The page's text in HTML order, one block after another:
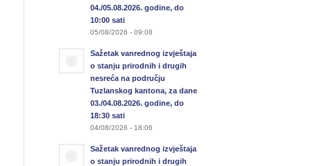
04./05.08.2026. godine, do
10:00 sati
05/08/2026 - 09:08
Sažetak vanrednog izvještaja
o stanju prirodnih i drugih
nesreća na području
Tuzlanskog kantona, za dane
03./04.08.2026. godine, do
18:30 sati
04/08/2026 - 18:06
Sažetak vanrednog izvještaja
o stanju prirodnih i drugih